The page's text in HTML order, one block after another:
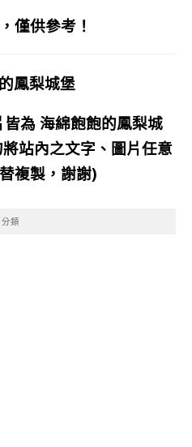
僅供參考！
鳳梨城堡
皆為海綿飽飽的鳳梨城
站內之文字、圖片任意
複製，謝謝)
分類